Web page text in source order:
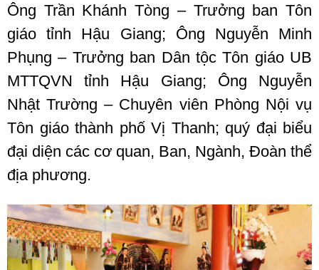
Ông Trần Khánh Tòng – Trưởng ban Tôn
giáo tỉnh Hậu Giang; Ông Nguyễn Minh
Phụng – Trưởng ban Dân tộc Tôn giáo UB
MTTQVN tỉnh Hậu Giang; Ông Nguyễn
Nhật Trường – Chuyên viên Phòng Nội vụ
Tôn giáo thành phố Vị Thanh; quý đại biểu
đại diện các cơ quan, Ban, Ngành, Đoàn thể
địa phương.